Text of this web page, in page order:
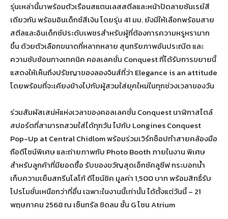
รุ่นเหล่านี้มาพร้อมตัวเรือนสแตนเลสสตีลและหน้าปัดลายซันเรย์สี
เดียวกัน พร้อมอินเด็กซ์สีเงิน โดยรุ่น 41 มม. ยังมีให้เลือกพร้อมสาย
สตีลและอินเด็กซ์ประดับเพชรสำหรับผู้ที่ต้องการความหรูหรามาก
ขึ้น ด้วยตัวเลือกขนาดที่หลากหลาย สุนทรียภาพอันประณีต และ
ความซับซ้อนทางเทคนิค คอลเลคชั่น Conquest ที่ได้รับการขยายนี้
แสดงให้เห็นถึงปรัชญาของลองจินส์ที่ว่า Elegance is an attitude
โดยพร้อมที่จะเคียงข้างไปกับผู้สวมใส่ยุคใหม่ในทุกช่วงเวลาของวัน
ร่วมสัมผัสเสน่ห์แห่งเวลาของคอลเลคชั่น Conquest นาฬิกาสไตล์
สปอร์ตที่สามารถสวมใส่ได้ทุกวัน ไปกับ Longines Conquest
Pop-Up at Central Chidlom พร้อมร่วมเวิร์กช็อปทำสายคล้องมือ
ถือดีไซน์พิเศษ และถ่ายภาพกับ Photo Booth ภายในงาน พิเศษ
สำหรับลูกค้าที่มียอดซื้อ รับของขวัญสุดเอ็กซ์คลูซีฟ กระบอกน้ำ
เก็บความเย็นสกรีนโลโก้ ดีไซน์ชิค มูลค่า 1,500 บาท พร้อมสิทธิ์รับ
โปรโมชั่นเหนือกว่าที่อื่น เฉพาะในงานนี้เท่านั้น ได้ตั้งแต่วันนี้ – 21
พฤษภาคม 2568 ณ เซ็นทรัล ชิดลม ชั้น G โซน Atrium